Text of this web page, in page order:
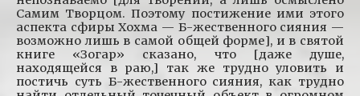
Самим Творцом. Поэтому постижение ими этого
аспекта сфиры Хохма — Б-жественного сияния —
возможно лишь в самой общей форме], и в святой
книге «Зогар» сказано, что [даже душе,
находящейся в раю,] так же трудно уловить и
постичь суть Б-жественного сияния, как трудно